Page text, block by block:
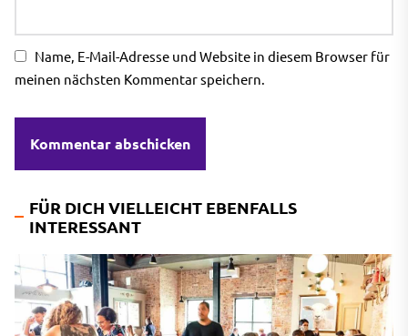
Name, E-Mail-Adresse und Website in diesem Browser für
meinen nächsten Kommentar speichern.
FÜR DICH VIELLEICHT EBENFALLS
INTERESSANT